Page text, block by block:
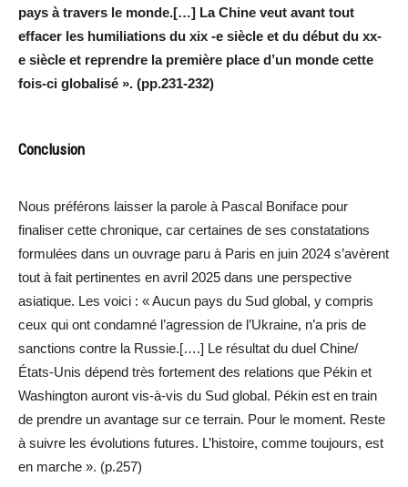
pays à travers le monde.[…] La Chine veut avant tout
effacer les humiliations du xix -e siècle et du début du xx-
e siècle et reprendre la première place d’un monde cette
fois-ci globalisé ». (pp.231-232)
Conclusion
Nous préférons laisser la parole à Pascal Boniface pour
finaliser cette chronique, car certaines de ses constatations
formulées dans un ouvrage paru à Paris en juin 2024 s’avèrent
tout à fait pertinentes en avril 2025 dans une perspective
asiatique. Les voici : « Aucun pays du Sud global, y compris
ceux qui ont condamné l’agression de l’Ukraine, n’a pris de
sanctions contre la Russie.[….] Le résultat du duel Chine/
États-Unis dépend très fortement des relations que Pékin et
Washington auront vis-à-vis du Sud global. Pékin est en train
de prendre un avantage sur ce terrain. Pour le moment. Reste
à suivre les évolutions futures. L’histoire, comme toujours, est
en marche ». (p.257)